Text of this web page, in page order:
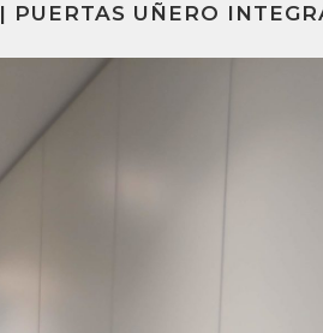
PUERTAS UÑERO